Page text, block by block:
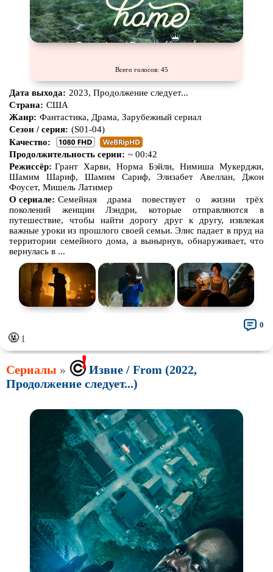
Всего голосов: 45
Дата выхода: 2023, Продолжение следует...
Страна: США
Жанр: Фантастика, Драма, Зарубежный сериал
Сезон / серия: (S01-04)
Качество:
Продолжительность серии: ~ 00:42
Режиссёр: Грант Харви, Норма Бэйли, Нимиша Мукерджи,
Шамим Шариф, Шамим Сариф, Элизабет Авеллан, Джон
Фоусет, Мишель Латимер
О сериале: Семейная драма повествует о жизни трёх
поколений женщин Лэндри, которые отправляются в
путешествие, чтобы найти дорогу друг к другу, извлекая
важные уроки из прошлого своей семьи. Элис падает в пруд на
территории семейного дома, а вынырнув, обнаруживает, что
вернулась в ...
🤬 1
0
Сериалы »
Извне / From (2022,
Продолжение следует...)